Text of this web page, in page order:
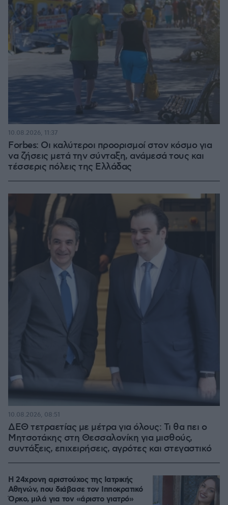
Forbes: Οι καλύτεροι προορισμοί στον κόσμο για
να ζήσεις μετά την σύνταξη, ανάμεσά τους και
τέσσερις πόλεις της Ελλάδας
10.08.2026, 11:37
ΔΕΘ τετραετίας με μέτρα για όλους: Τι θα πει ο
Μητσοτάκης στη Θεσσαλονίκη για μισθούς,
συντάξεις, επιχειρήσεις, αγρότες και στεγαστικό
10.08.2026, 08:51
Η 24χρονη αριστούχος της Ιατρικής
Αθηνών, που διάβασε τον Ιπποκρατικό
Όρκο, μιλά για τον «άριστο γιατρό»